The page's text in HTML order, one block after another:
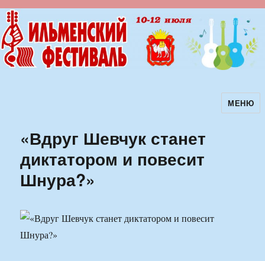
Ильменский фестиваль авторскойМЕНЮ
«Вдруг Шевчук станет
диктатором и повесит
Шнура?»